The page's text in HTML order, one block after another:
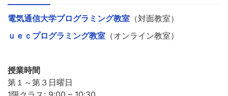
電気通信大学プログラミング教室 （対面教室）
ｕｅｃプログラミング教室 （オンライン教室）
授業時間
第１～第３日曜日